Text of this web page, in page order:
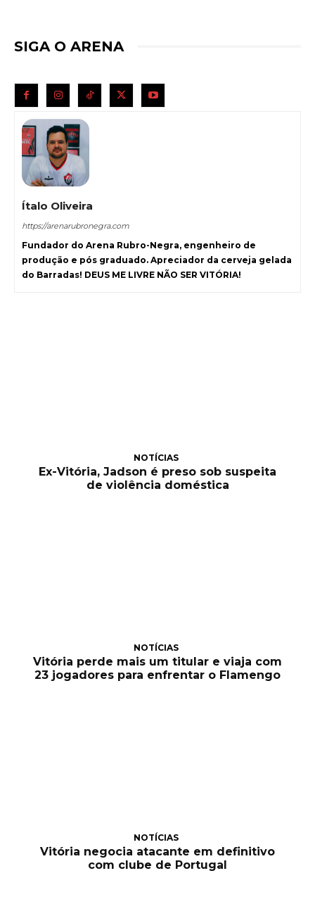
SIGA O ARENA
Ítalo Oliveira
https://arenarubronegra.com
Fundador do Arena Rubro-Negra, engenheiro de
produção e pós graduado. Apreciador da cerveja gelada
do Barradas! DEUS ME LIVRE NÃO SER VITÓRIA!
NOTÍCIAS
Ex-Vitória, Jadson é preso sob suspeita
de violência doméstica
NOTÍCIAS
Vitória perde mais um titular e viaja com
23 jogadores para enfrentar o Flamengo
NOTÍCIAS
Vitória negocia atacante em definitivo
com clube de Portugal